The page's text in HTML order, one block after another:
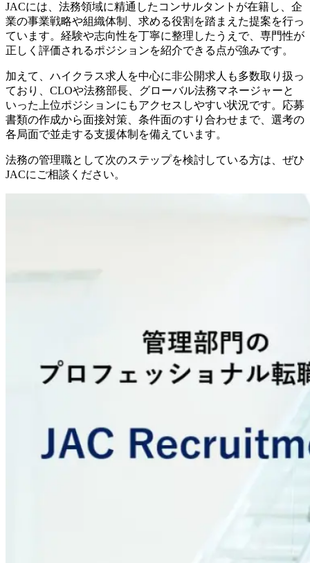
JACには、法務領域に精通したコンサルタントが在籍し、企
業の事業戦略や組織体制、求める役割を踏まえた提案を行っ
ています。経験や志向性を丁寧に整理したうえで、専門性が
正しく評価されるポジションを紹介できる点が強みです。
加えて、ハイクラス求人を中心に非公開求人も多数取り扱っ
ており、CLOや法務部長、グローバル法務マネージャーと
いった上位ポジションにもアクセスしやすい状況です。応募
書類の作成から面接対策、条件面のすり合わせまで、選考の
各局面で並走する支援体制を備えています。
法務の管理職として次のステップを検討している方は、ぜひ
JACにご相談ください。